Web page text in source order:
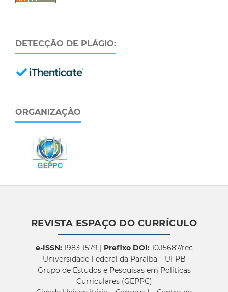
DETECÇÃO DE PLÁGIO:
ORGANIZAÇÃO
REVISTA ESPAÇO DO CURRÍCULO
e-ISSN:1983-1579 | Prefixo DOI:10.15687/rec
Universidade Federal da Paraíba – UFPB
Grupo de Estudos e Pesquisas em Políticas
Curriculares (GEPPC)